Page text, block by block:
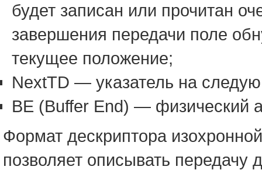
будет записан или прочитан
завершения передачи поле
текущее положение;
NextTD — указатель на
BE (Buffer End) — физический
Формат дескриптора
позволяет описывать